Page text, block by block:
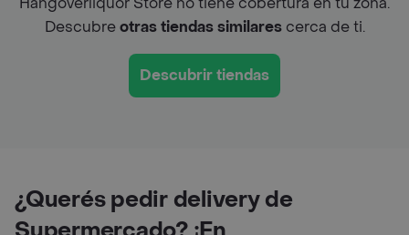
Descubreotras tiendas similarescerca de ti.
Descubrir tiendas
¿Querés pedir delivery de